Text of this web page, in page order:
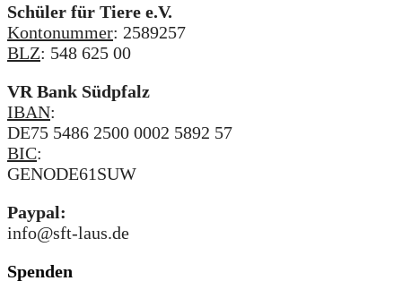
Schüler für Tiere e.V.
Kontonummer: 2589257
BLZ: 548 625 00
VR Bank Südpfalz
IBAN:
DE75 5486 2500 0002 5892 57
BIC:
GENODE61SUW
Paypal:
info@sft-laus.de
Spenden